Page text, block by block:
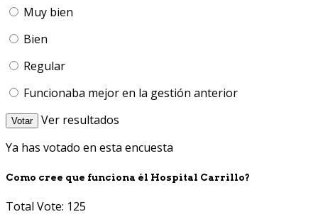
Muy bien
Bien
Regular
Funcionaba mejor en la gestión anterior
Votar
Ver resultados
Ya has votado en esta encuesta
Como cree que funciona él Hospital Carrillo?
Total Vote: 125